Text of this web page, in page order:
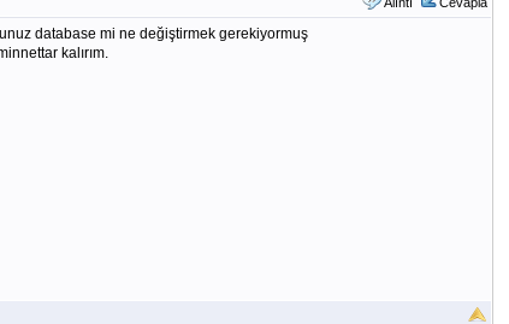
database mi ne değiştirmek gerekiyormuş
kalırım.